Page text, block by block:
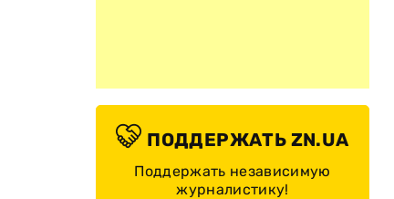
ПОДДЕРЖАТЬ ZN.UA
Поддержать независимую
журналистику!